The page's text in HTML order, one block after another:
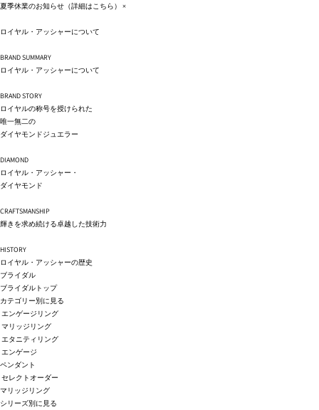
コンテ
進む
夏季休業のお知らせ（詳細はこちら） ×
ロイヤル・アッシャーについて
BRAND SUMMARY
ロイヤル・アッシャーについて
BRAND STORY
ロイヤルの称号を授けられた
唯一無二の
ダイヤモンドジュエラー
DIAMOND
ロイヤル・アッシャー・
ダイヤモンド
CRAFTSMANSHIP
輝きを求め続ける卓越した技術力
HISTORY
ロイヤル・アッシャーの歴史
ブライダル
ブライダルトップ
カテゴリー別に見る
エンゲージリング
マリッジリング
エタニティリング
エンゲージ
ペンダント
セレクトオーダー
マリッジリング
シリーズ別に見る